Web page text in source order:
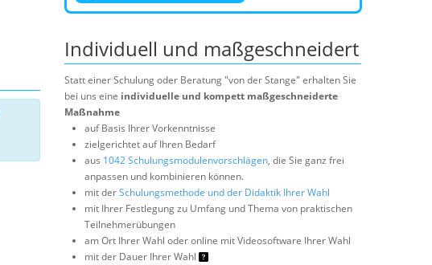
Individuell und maßgeschneidert
Statt einer Schulung oder Beratung "von der Stange" erhalten Sie
bei uns eine individuelle und kompett maßgeschneiderte
Maßnahme
auf Basis Ihrer Vorkenntnisse
zielgerichtet auf Ihren Bedarf
aus 1042 Schulungsmodulenvorschlägen, die Sie ganz frei
anpassen und kombinieren können.
mit derSchulungsmethode und der Didaktik Ihrer Wahl
mit Ihrer Festlegung zu Umfang und Thema von praktischen
Teilnehmerübungen
am Ort Ihrer Wahl oder online mit Videosoftware Ihrer Wahl
mit der Dauer Ihrer Wahl